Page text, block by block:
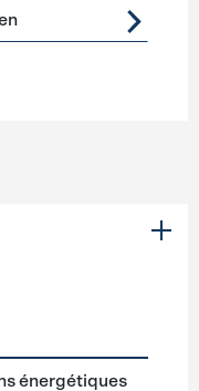
énergétiques